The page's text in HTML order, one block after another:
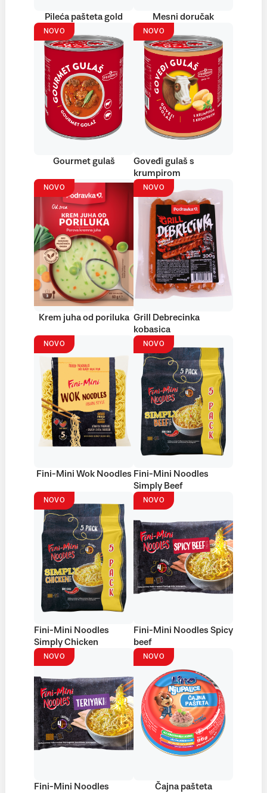
Pileća pašteta gold Mesni doručak
NOVO
Gourmet gulaš
NOVO
Goveđi gulaš s
krumpirom
NOVO
Krem juha od poriluka
NOVO
Grill Debrecinka
kobasica
NOVO
Fini-Mini Wok Noodles
NOVO
Fini-Mini Noodles
Simply Beef
NOVO
Fini-Mini Noodles
Simply Chicken
NOVO
Fini-Mini Noodles Spicy
beef
NOVO
Fini-Mini Noodles
NOVO
Čajna pašteta